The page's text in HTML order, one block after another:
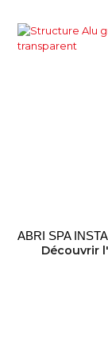
ABRI SPA
Découvrir